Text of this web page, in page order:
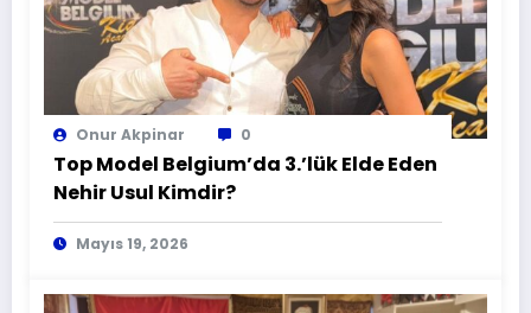
Onur Akpinar 0
Top Model Belgium’da 3.’lük Elde Eden
Nehir Usul Kimdir?
Mayıs 19, 2026